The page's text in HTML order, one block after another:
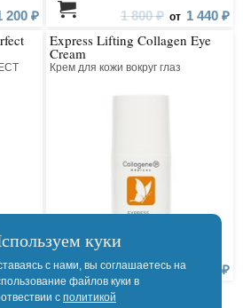
200 ₽ 1 800 ₽ от 1 440 ₽
000 ₽
Express Lifting Collagen Eye
Cream
Крем для кожи вокруг глаз
1 700 ₽ от 1 360 ₽
куки
с нами, вы соглашаетесь на
файлов куки в
с политикой